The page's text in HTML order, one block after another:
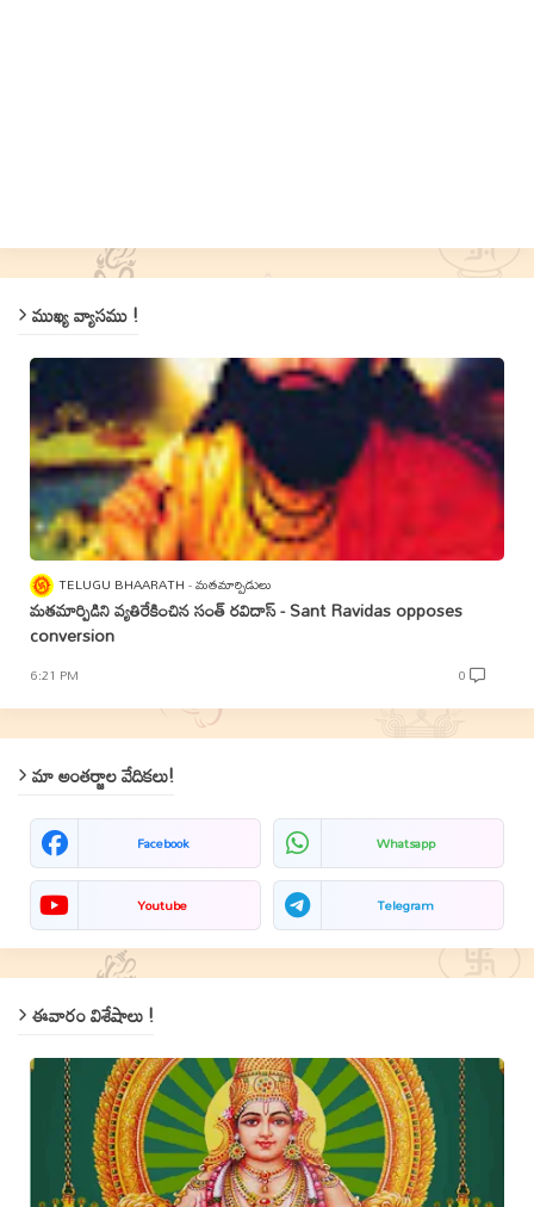
ముఖ్య వ్యాసము !
TELUGU BHAARATH మతమార్పిడులు
మతమార్పిడిని వ్యతిరేకించిన సంత్‌ రవిదాస్‌ - Sant Ravidas opposes
conversion
6:21 PM 0
మా అంతర్జాల వేదికలు!
Facebook Whatsapp
Youtube Telegram
ఈవారం విశేషాలు !